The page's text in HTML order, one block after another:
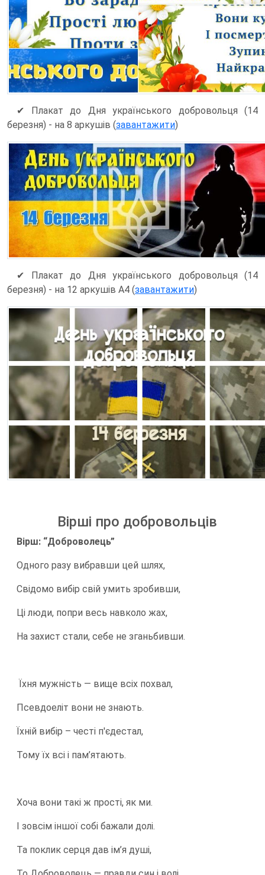
✔ Плакат до Дня українського добровольця (14
березня) - на 8 аркушів (завантажити)
✔ Плакат до Дня українського добровольця (14
березня) - на 12 аркушів А4 (завантажити)
Вірші про добровольців
Вірш: “Доброволець”
Одного разу вибравши цей шлях,
Свідомо вибір свій умить зробивши,
Ці люди, попри весь навколо жах,
На захист стали, себе не зганьбивши.
Їхня мужність — вище всіх похвал,
Псевдоеліт вони не знають.
Їхній вибір – честі п'єдестал,
Тому їх всі і пам’ятають.
Хоча вони такі ж прості, як ми.
І зовсім іншої собі бажали долі.
Та поклик серця дав ім’я душі,